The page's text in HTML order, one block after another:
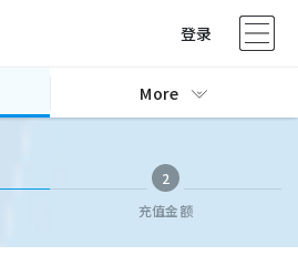
登录
More
2
充值金额